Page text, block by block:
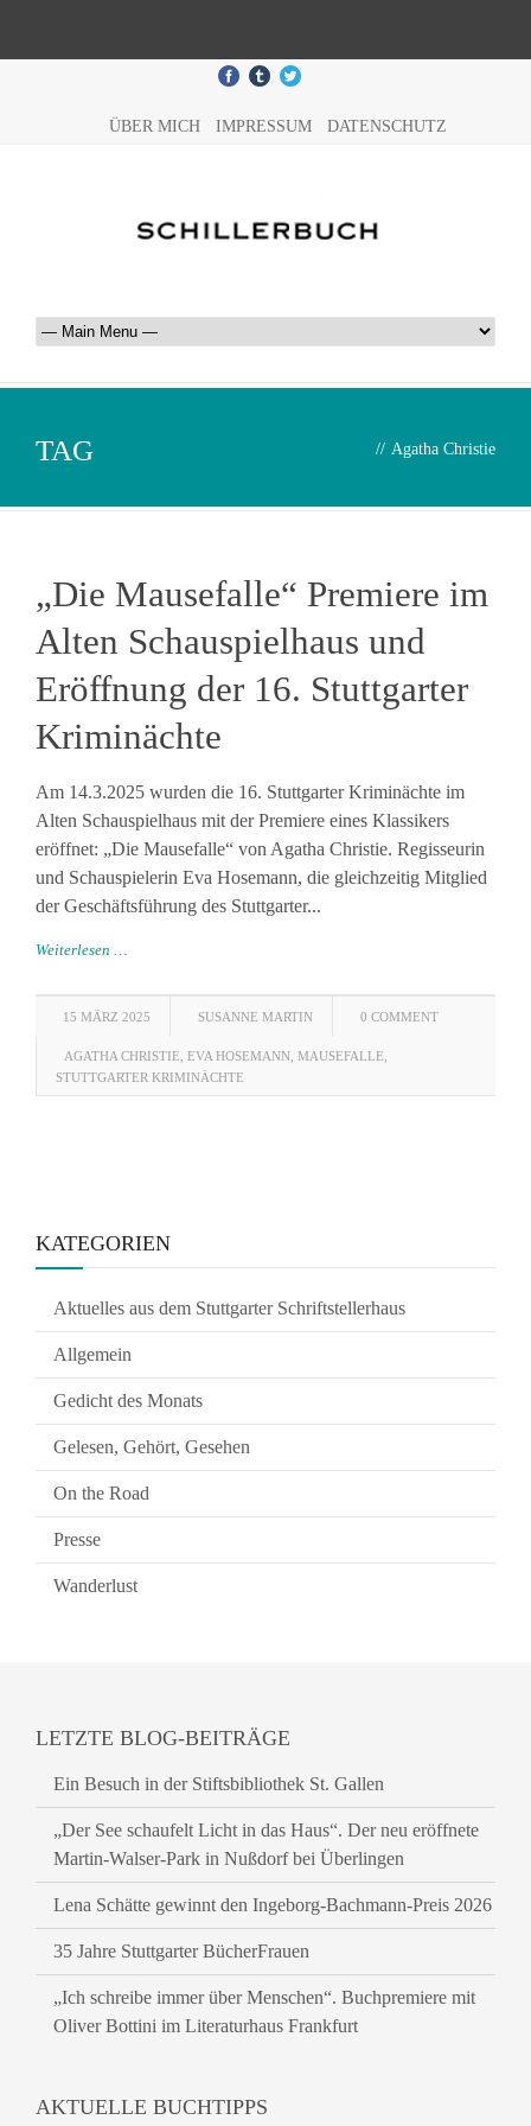
ÜBER MICH IMPRESSUM DATENSCHUTZ
TAG // Agatha Christie
„Die Mausefalle“ Premiere im
Alten Schauspielhaus und
Eröffnung der 16. Stuttgarter
Kriminächte
Am 14.3.2025 wurden die 16. Stuttgarter Kriminächte im
Alten Schauspielhaus mit der Premiere eines Klassikers
eröffnet: „Die Mausefalle“ von Agatha Christie. Regisseurin
und Schauspielerin Eva Hosemann, die gleichzeitig Mitglied
der Geschäftsführung des Stuttgarter...
Weiterlesen …
15 MÄRZ 2025 SUSANNE MARTIN 0 COMMENT
AGATHA CHRISTIE EVA HOSEMANN MAUSEFALLE
STUTTGARTER KRIMINÄCHTE
KATEGORIEN
Aktuelles aus dem Stuttgarter Schriftstellerhaus
Allgemein
Gedicht des Monats
Gelesen, Gehört, Gesehen
On the Road
Presse
Wanderlust
LETZTE BLOG-BEITRÄGE
Ein Besuch in der Stiftsbibliothek St. Gallen
„Der See schaufelt Licht in das Haus“. Der neu eröffnete
Martin-Walser-Park in Nußdorf bei Überlingen
Lena Schätte gewinnt den Ingeborg-Bachmann-Preis 2026
35 Jahre Stuttgarter BücherFrauen
„Ich schreibe immer über Menschen“. Buchpremiere mit
Oliver Bottini im Literaturhaus Frankfurt
AKTUELLE BUCHTIPPS